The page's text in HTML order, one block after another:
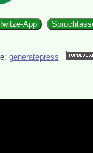
App
generatepress